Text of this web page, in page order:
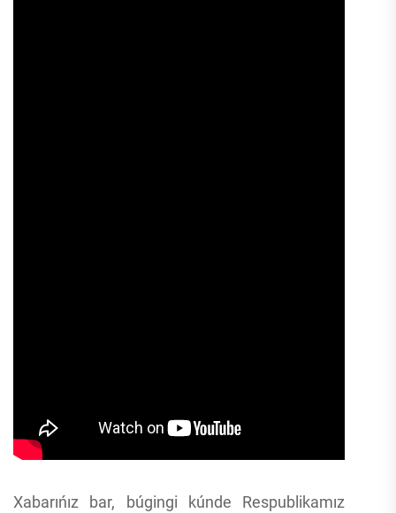
Xabarıńız bar, búgingi kúnde Respublikamız